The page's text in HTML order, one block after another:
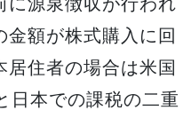
金額が株式購入に回
居住者の場合は米国
日本での課税の二重